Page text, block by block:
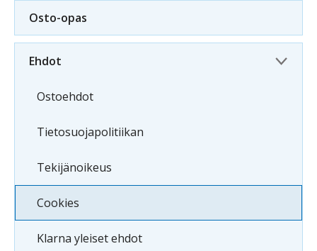
Osto-opas
Ehdot
Ostoehdot
Tietosuojapolitiikan
Tekijänoikeus
Cookies
Klarna yleiset ehdot